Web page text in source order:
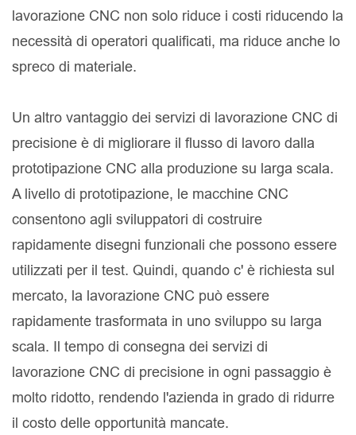
lavorazione CNC non solo riduce i costi riducendo la
necessità di operatori qualificati, ma riduce anche lo
spreco di materiale.
Un altro vantaggio dei servizi di lavorazione CNC di
precisione è di migliorare il flusso di lavoro dalla
prototipazione CNC alla produzione su larga scala.
A livello di prototipazione, le macchine CNC
consentono agli sviluppatori di costruire
rapidamente disegni funzionali che possono essere
utilizzati per il test. Quindi, quando c' è richiesta sul
mercato, la lavorazione CNC può essere
rapidamente trasformata in uno sviluppo su larga
scala. Il tempo di consegna dei servizi di
lavorazione CNC di precisione in ogni passaggio è
molto ridotto, rendendo l'azienda in grado di ridurre
il costo delle opportunità mancate.